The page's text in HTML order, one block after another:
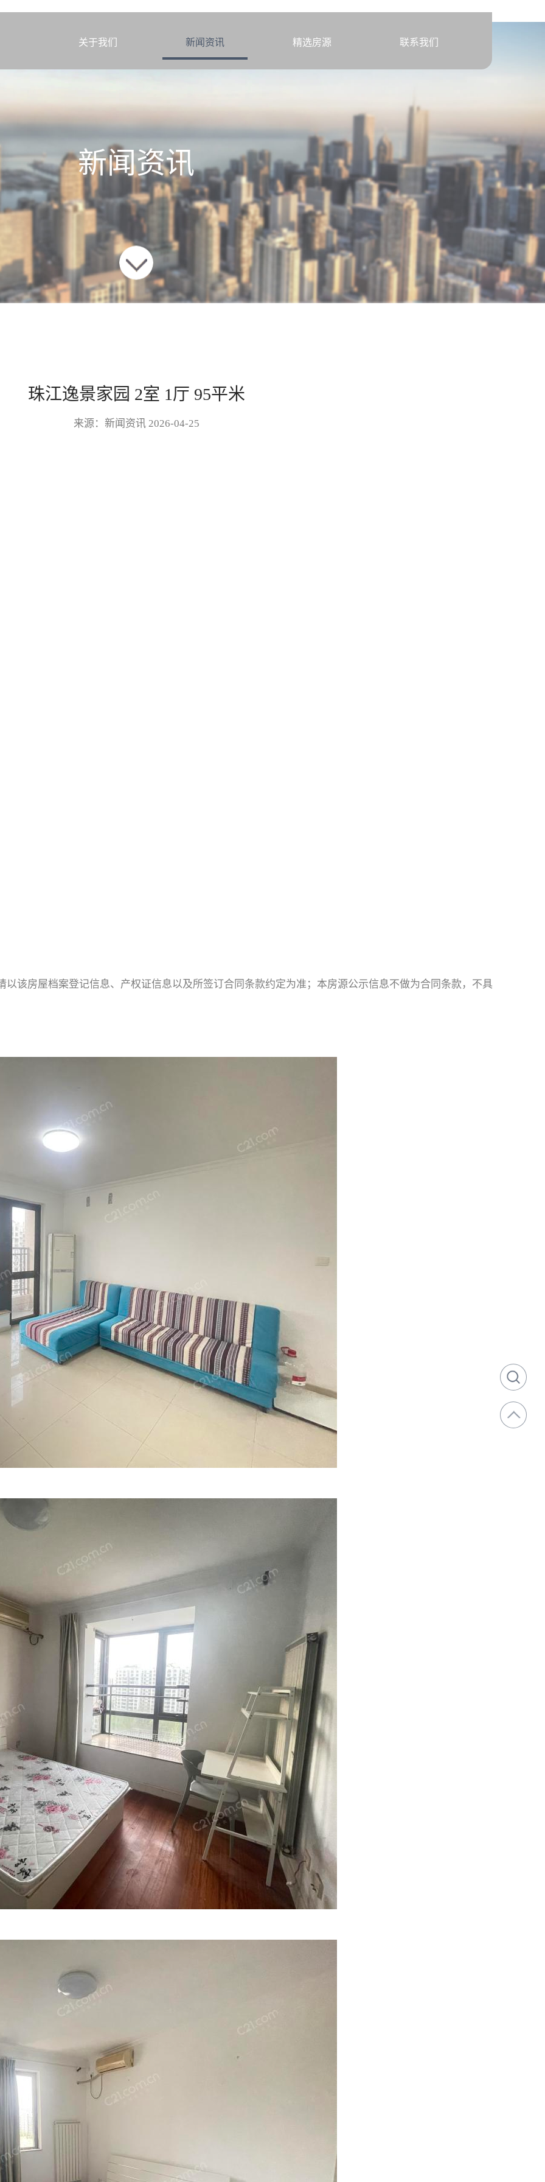
关于我们 新闻资讯 精选房源 联系我们
新闻资讯
珠江逸景家园 2室 1厅 95平米
来源：新闻资讯 2026-04-25
该房屋档案登记信息、产权证信息以及所签订合同条款约定为准；本房源公示信息不做为合同条款，不具